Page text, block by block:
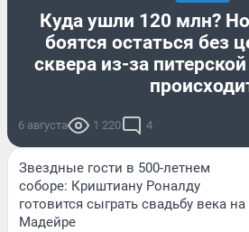
Куда ушли 120 млн?
боятся остаться без
сквера из-за
6 августа 1 220 4
Звездные гости в 500-летнем
соборе: Криштиану Роналду
готовится сыграть свадьбу века на
Мадейре